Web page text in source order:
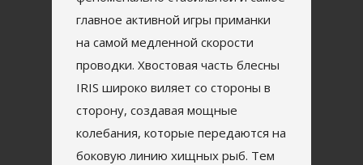
главное активной игры приманки
на самой медленной скорости
проводки. Хвостовая часть блесны
IRIS широко виляет со стороны в
сторону, создавая мощные
колебания, которые передаются на
боковую линию хищных рыб. Тем